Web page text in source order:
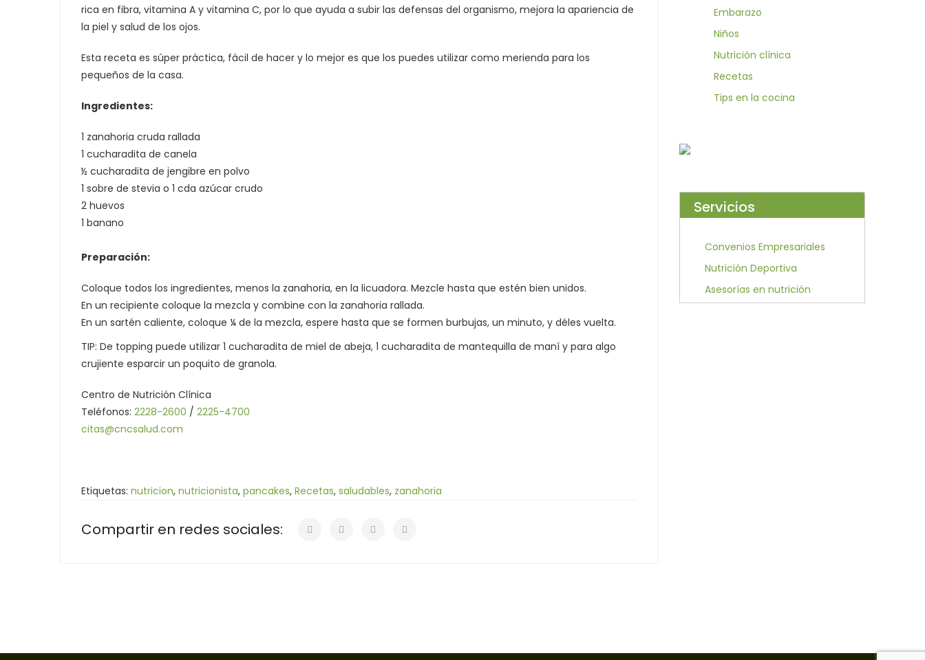
rica en fibra, vitamina A y vitamina C, por lo que ayuda a subir las defensas del organismo, mejora la apariencia de
la piel y salud de los ojos.
Esta receta es súper práctica, fácil de hacer y lo mejor es que los puedes utilizar como merienda para los
pequeños de la casa.
Ingredientes:
1 zanahoria cruda rallada
1 cucharadita de canela
½ cucharadita de jengibre en polvo
1 sobre de stevia o 1 cda azúcar crudo
2 huevos
1 banano
Preparación:
Coloque todos los ingredientes, menos la zanahoria, en la licuadora. Mezcle hasta que estén bien unidos.
En un recipiente coloque la mezcla y combine con la zanahoria rallada.
En un sartén caliente, coloque ¼ de la mezcla, espere hasta que se formen burbujas, un minuto, y déles vuelta.
TIP: De topping puede utilizar 1 cucharadita de miel de abeja, 1 cucharadita de mantequilla de maní y para algo
crujiente esparcir un poquito de granola.
Centro de Nutrición Clínica
Teléfonos: 2228-2600 / 2225-4700
citas@cncsalud.com
Etiquetas: nutricion, nutricionista, pancakes, Recetas, saludables, zanahoria
Compartir en redes sociales:
Embarazo
Niños
Nutrición clínica
Recetas
Tips en la cocina
Servicios
Convenios Empresariales
Nutrición Deportiva
Asesorías en nutrición